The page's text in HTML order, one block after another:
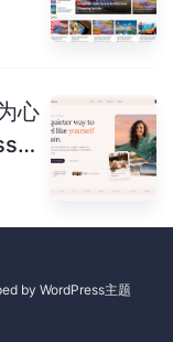
心
by WordPress主题